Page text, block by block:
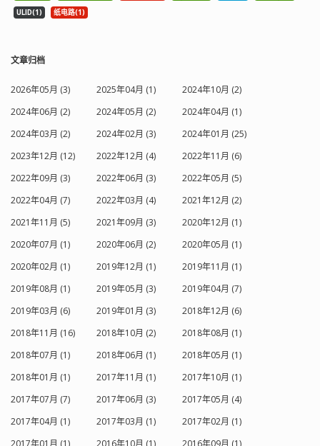
ULID(1)
纸电路(1)
文章归档
2026年05月 (3) 2025年04月 (1)
2024年10月 (2)
2024年06月 (2)
2024年05月 (2)
2024年04月 (1)
2024年03月 (2)
2024年02月 (3)
2024年01月 (25)
2023年12月 (12)
2022年12月 (4)
2022年11月 (6)
2022年09月 (3)
2022年06月 (3)
2022年05月 (5)
2022年04月 (7)
2022年03月 (4)
2021年12月 (2)
2021年11月 (5)
2021年09月 (3)
2020年12月 (1)
2020年07月 (1)
2020年06月 (2)
2020年05月 (1)
2020年02月 (1)
2019年12月 (1)
2019年11月 (1)
2019年08月 (1)
2019年05月 (3)
2019年04月 (7)
2019年03月 (6)
2019年01月 (3)
2018年12月 (6)
2018年11月 (16)
2018年10月 (2)
2018年08月 (1)
2018年07月 (1)
2018年06月 (1)
2018年05月 (1)
2018年01月 (1)
2017年11月 (1)
2017年10月 (1)
2017年07月 (7)
2017年06月 (3)
2017年05月 (4)
2017年04月 (1)
2017年03月 (1)
2017年02月 (1)
2017年01月 (1)
2016年10月 (1) 2016年09月 (1)